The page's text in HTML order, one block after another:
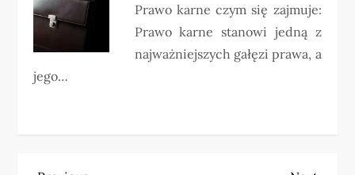
Prawo karne czym się zajmuje:
Prawo karne stanowi jedną z
najważniejszych gałęzi prawa, a
jego…